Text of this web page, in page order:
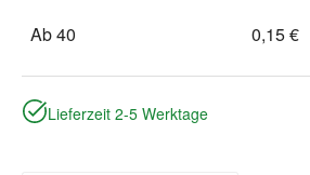
Ab40 0,15 €
Lieferzeit 2-5 Werktage